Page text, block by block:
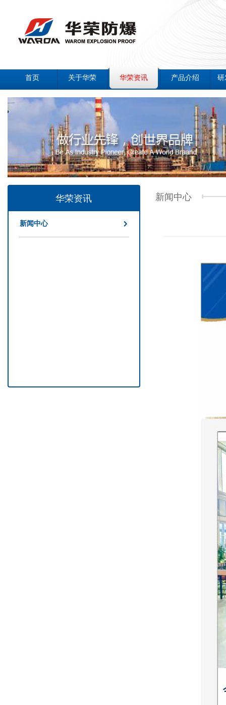
首页 关于华荣 华荣资讯 产品介绍 研
华荣资讯
新闻中心
新闻中心